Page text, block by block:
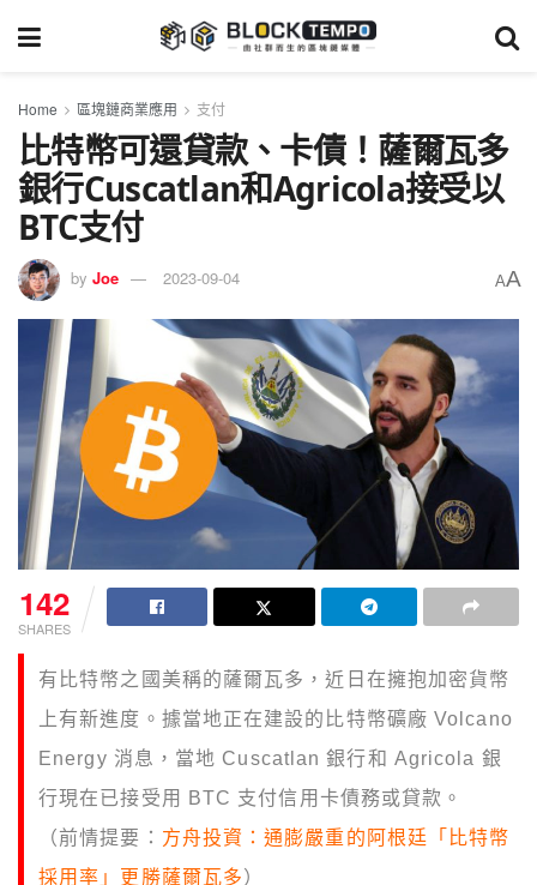
Home 區塊鏈商業應用 支付
比特幣可還貸款、卡債！薩爾瓦多
銀行Cuscatlan和Agricola接受以
BTC支付
by Joe 2023-09-04 AA
142
SHARES
有比特幣之國美稱的薩爾瓦多，近日在擁抱加密貨幣
上有新進度。據當地正在建設的比特幣礦廠 Volcano
Energy 消息，當地 Cuscatlan 銀行和 Agricola 銀
行現在已接受用 BTC 支付信用卡債務或貸款。
（前情提要： 方舟投資：通膨嚴重的阿根廷「比特幣
採用率」更勝薩爾瓦多）